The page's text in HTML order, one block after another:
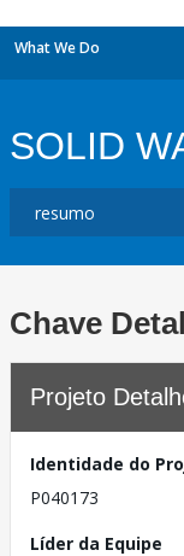
What We Do
SOLID
Chave
Projeto
Identidade do
P040173
Líder da Equipe